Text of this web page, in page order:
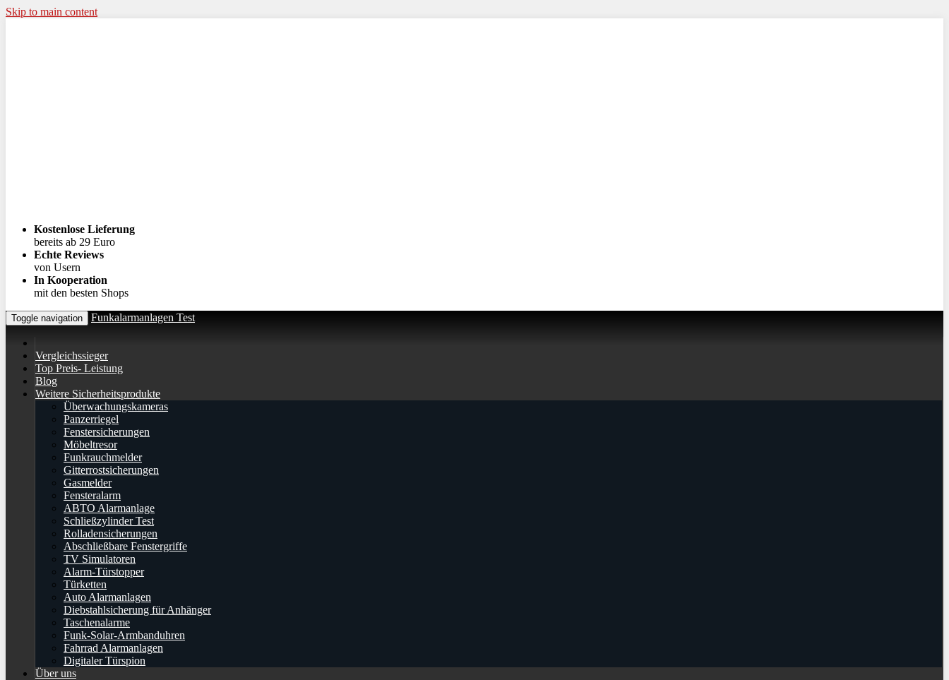
Skip to main content
Kostenlose Lieferung
bereits ab 29 Euro
Echte Reviews
von Usern
In Kooperation
mit den besten Shops
Toggle navigation Funkalarmanlagen Test
Vergleichssieger
Top Preis- Leistung
Blog
Weitere Sicherheitsprodukte
Überwachungskameras
Panzerriegel
Fenstersicherungen
Möbeltresor
Funkrauchmelder
Gitterrostsicherungen
Gasmelder
Fensteralarm
ABTO Alarmanlage
Schließzylinder Test
Rolladensicherungen
Abschließbare Fenstergriffe
TV Simulatoren
Alarm-Türstopper
Türketten
Auto Alarmanlagen
Diebstahlsicherung für Anhänger
Taschenalarme
Funk-Solar-Armbanduhren
Fahrrad Alarmanlagen
Digitaler Türspion
Über uns